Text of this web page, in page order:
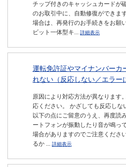
チップ付きのキャッシュカードが
のお取引中に、自動修復ができま
場合は、再発行のお手続きをお願
ビット一体型キ... 詳細表示
運転免許証やマイナンバーカ
れない（反応しない／エラー
原因により対応方法が異なります
応ください。 かざしても反応しな
以下の点にご留意のうえ、再度読
ートフォンが振動したり音が鳴っ
場合がありますのでご注意くださ
るか ... 詳細表示